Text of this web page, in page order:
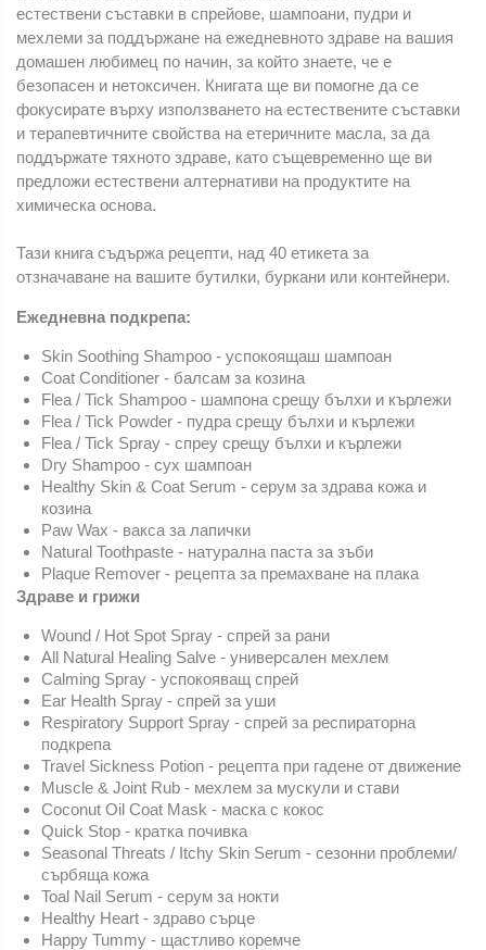
естествени съставки в спрейове, шампоани, пудри и
мехлеми за поддържане на ежедневното здраве на вашия
домашен любимец по начин, за който знаете, че е
безопасен и нетоксичен. Книгата ще ви помогне да се
фокусирате върху използването на естествените съставки
и терапевтичните свойства на етеричните масла, за да
поддържате тяхното здраве, като същевременно ще ви
предложи естествени алтернативи на продуктите на
химическа основа.
Тази книга съдържа рецепти, над 40 етикета за
отзначаване на вашите бутилки, буркани или контейнери.
Ежедневна подкрепа:
Skin Soothing Shampoo - успокоящаш шампоан
Coat Conditioner - балсам за козина
Flea / Tick Shampoo - шампона срещу бълхи и кърлежи
Flea / Tick Powder - пудра срещу бълхи и кърлежи
Flea / Tick Spray - спреу срещу бълхи и кърлежи
Dry Shampoo - сух шампоан
Healthy Skin & Coat Serum - серум за здрава кожа и
козина
Paw Wax - вакса за лапички
Natural Toothpaste - натурална паста за зъби
Plaque Remover - рецепта за премахване на плака
Здраве и грижи
Wound / Hot Spot Spray - спрей за рани
All Natural Healing Salve - универсален мехлем
Calming Spray - успокояващ спрей
Ear Health Spray - спрей за уши
Respiratory Support Spray - спрей за респираторна
подкрепа
Travel Sickness Potion - рецепта при гадене от движение
Muscle & Joint Rub - мехлем за мускули и стави
Coconut Oil Coat Mask - маска с кокос
Quick Stop - кратка почивка
Seasonal Threats / Itchy Skin Serum - сезонни проблеми/
сърбяща кожа
Toal Nail Serum - серум за нокти
Healthy Heart - здраво сърце
Happy Tummy - щастливо коремче